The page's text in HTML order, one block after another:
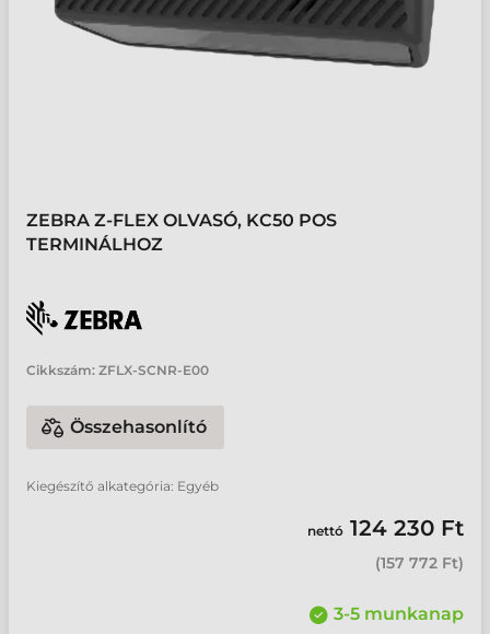
ZEBRA Z-FLEX OLVASÓ, KC50 POS
TERMINÁLHOZ
Cikkszám: ZFLX-SCNR-E00
Összehasonlító
Kiegészítő alkategória: Egyéb
nettó 124 230 Ft
(157 772 Ft)
3-5 munkanap